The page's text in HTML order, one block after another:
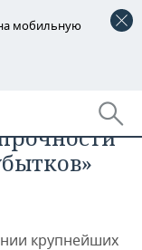
мобильную
крупнейших